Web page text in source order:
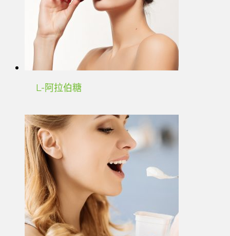
L-阿拉伯糖